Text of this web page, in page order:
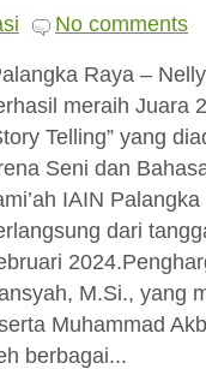
No comments
Raya –
meraih Juara
Telling” yang
Seni dan
IAIN
dari
M.Si., yang
Muhammad
berbagai...